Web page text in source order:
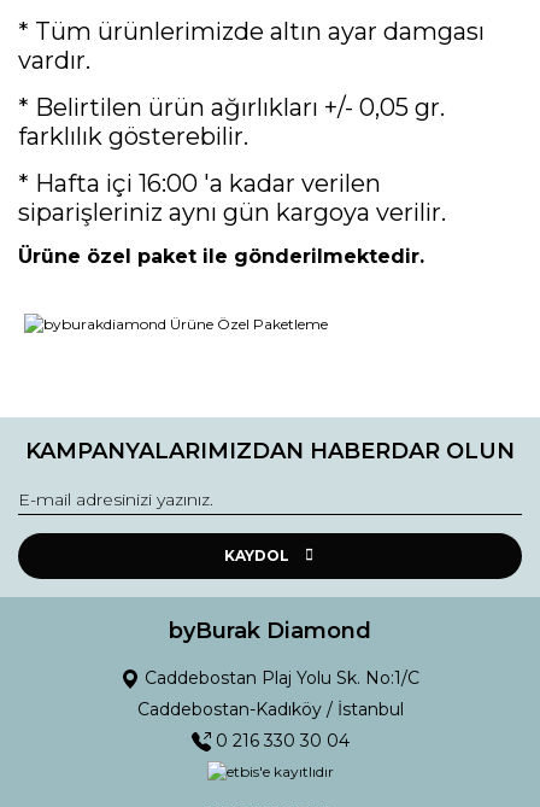
* Tüm ürünlerimizde altın ayar damgası
vardır.
* Belirtilen ürün ağırlıkları +/- 0,05 gr.
farklılık gösterebilir.
* Hafta içi 16:00 'a kadar verilen
siparişleriniz aynı gün kargoya verilir.
Ürüne özel paket ile gönderilmektedir.
konularda yetersiz gördüğünüz noktaları öneri formunu
Görüş ve önerileriniz için teşekkür ederiz.
Ürün resmi kalitesiz, bozuk veya görüntülenemiyor.
Ürün açıklamasında eksik bilgiler bulunuyor.
Ürün fiyatı diğer sitelerden daha pahalı.
KAMPANYALARIMIZDAN HABERDAR OLUN
KAYDOL
byBurak Diamond
Caddebostan Plaj Yolu Sk. No:1/C
Caddebostan-Kadıköy / İstanbul
0 216 330 30 04